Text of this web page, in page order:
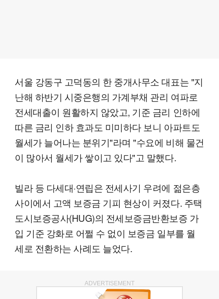
서울 강동구 고덕동의 한 중개사무소 대표는 "지
난해 하반기 시중은행의 가계부채 관리 여파로
전세대출이 원활하지 않았고, 기준 금리 인하에
따른 금리 인하 효과도 미미하다 보니 아파트도
월세가 늘어나는 분위기"라며 "수요에 비해 물건
이 많아서 월세가 쌓이고 있다"고 말했다.
빌라 등 다세대·연립은 전세사기 우려에 젊은층
사이에서 고액 보증금 기피 현상이 커졌다. 주택
도시보증공사(HUG)의 전세보증금반환보증 가
입 기준 강화로 어쩔 수 없이 보증금 일부를 월
세로 전환하는 사례도 늘었다.
ADVERTISEMENT